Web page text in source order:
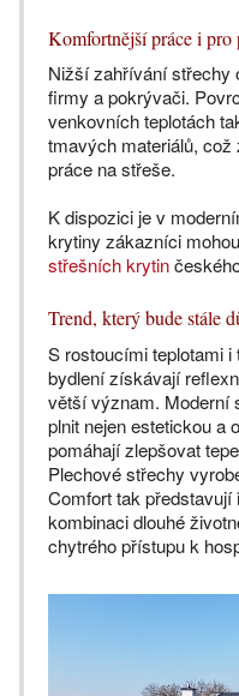
Komfortnější práce i pro
Nižší zahřívání střechy
firmy a pokrývači.
venkovních teplotách
tmavých materiálů,
práce na střeše.
K dispozici je v
krytiny zákazníci
střešních krytin
Trend, který bude stále
S rostoucími teplotami
bydlení získávají
větší význam. Moderní
plnit nejen estetickou a
pomáhají zlepšovat
Plechové střechy
Comfort tak
kombinaci dlouhé
chytrého přístupu k